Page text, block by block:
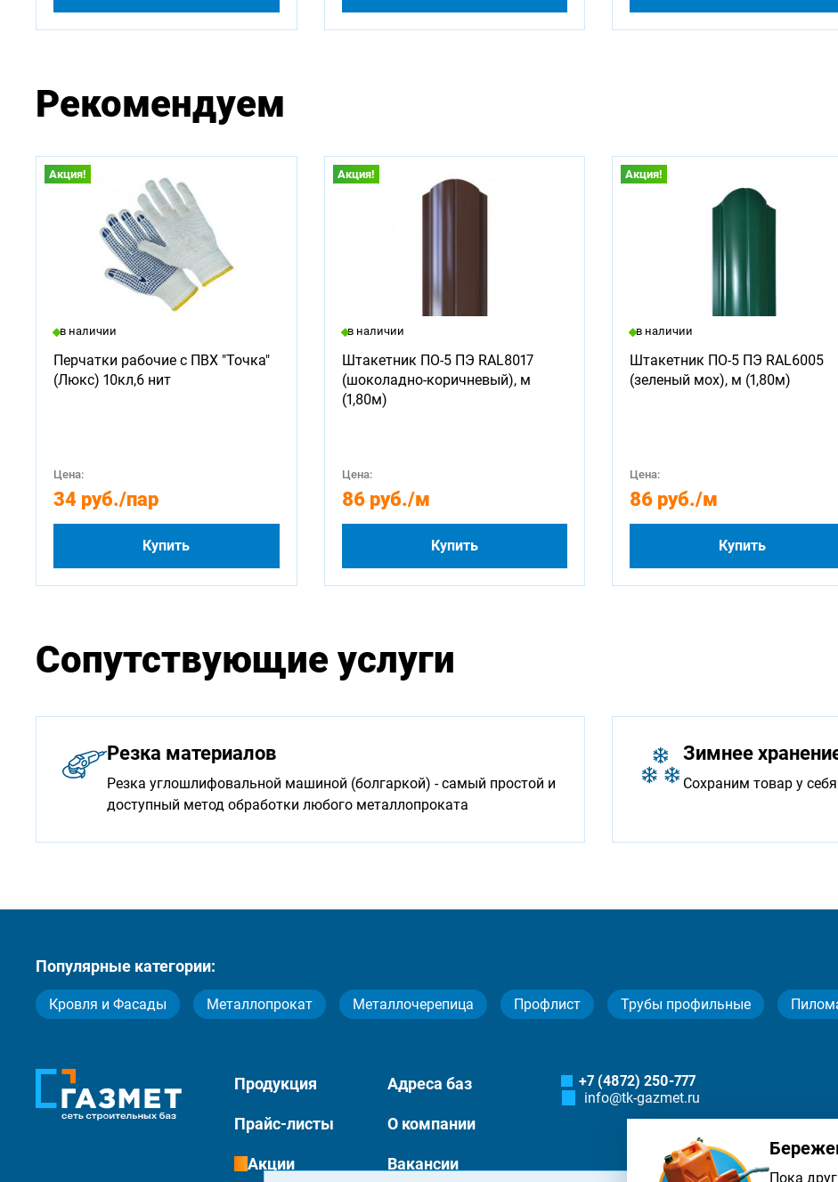
Рекомендуем
Акция!
в наличии
Перчатки рабочие с ПВХ "Точка"
(Люкс) 10кл,6 нит
Цена:
34 руб./пар
Купить
Акция!
в наличии
Штакетник ПО-5 ПЭ RAL8017
(шоколадно-коричневый), м
(1,80м)
Цена:
86 руб./м
Купить
Акция!
в наличии
Штакетник ПО-5 ПЭ RAL6005
(зеленый мох), м (1,80м)
Цена:
86 руб./м
Купить
Сопутствующие услуги
Резка материалов
Резка углошлифовальной машиной (болгаркой) - самый простой и
доступный метод обработки любого металлопроката
Зимнее
Сохраним товар у
Популярные категории:
Кровля и Фасады Металлопрокат Металлочерепица Профлист Трубы профильные
Продукция Адреса баз
Прайс-листы О компании
Акции Вакансии
+7 (4872) 250-777
info@tk-gazmet.ru
Пока